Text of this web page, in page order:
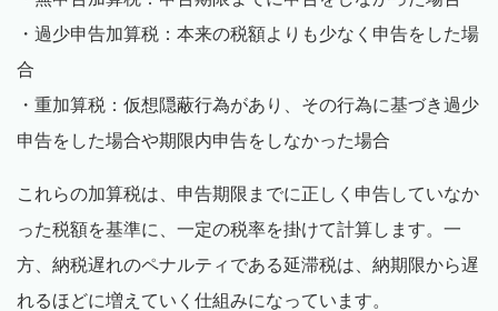
・過少申告加算税：本来の税額よりも少なく申告をした場
合
・重加算税：仮想隠蔽行為があり、その行為に基づき過少
申告をした場合や期限内申告をしなかった場合
これらの加算税は、申告期限までに正しく申告していなか
った税額を基準に、一定の税率を掛けて計算します。一
方、納税遅れのペナルティである延滞税は、納期限から遅
れるほどに増えていく仕組みになっています。